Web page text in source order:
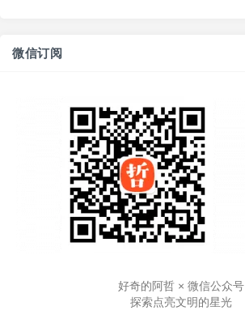
微信订阅
好奇的阿哲 × 微信公众号
探索点亮文明的星光